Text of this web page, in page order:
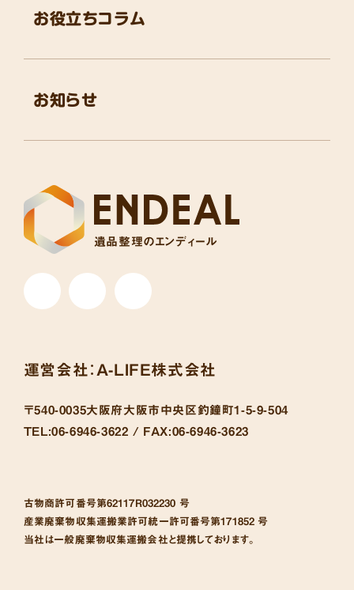
遺品整理のエンディール
お役立ちコラム
お知らせ
運営会社： A-LIFE株式会社
〒540-0035大阪府大阪市中央区釣鐘町1-5-9-504
TEL:06-6946-3622 / FAX:06-6946-3623
古物商許可番号第62117R032230 号
産業廃棄物収集運搬業許可統一許可番号第171852 号
当社は一般廃棄物収集運搬会社と提携しております。